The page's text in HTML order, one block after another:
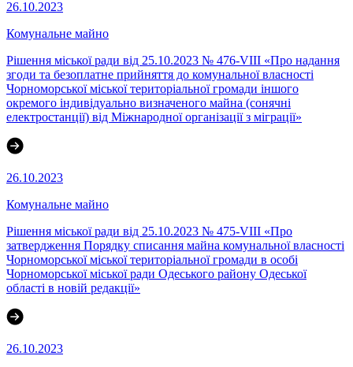
26.10.2023
Комунальне майно
Рішення міської ради від 25.10.2023 № 476-VIII «Про надання
згоди та безоплатне прийняття до комунальної власності
Чорноморської міської територіальної громади іншого
окремого індивідуально визначеного майна (сонячні
електростанції) від Міжнародної організації з міграції»
26.10.2023
Комунальне майно
Рішення міської ради від 25.10.2023 № 475-VIII «Про
затвердження Порядку списання майна комунальної власності
Чорноморської міської територіальної громади в особі
Чорноморської міської ради Одеського району Одеської
області в новій редакції»
26.10.2023